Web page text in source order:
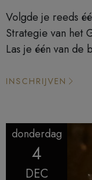
Volgde je reeds
Strategie van het
Las je één van de
Gelukkiger Leven,
verder integreren
eigen leven?
Integratietraject
INSCHRIJVEN
donderdag
4
DEC